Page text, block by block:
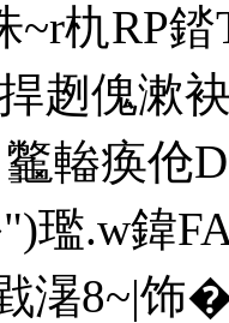
~r朹RP
趔傀漱
輽痪
璼.w鍏
濐8~|